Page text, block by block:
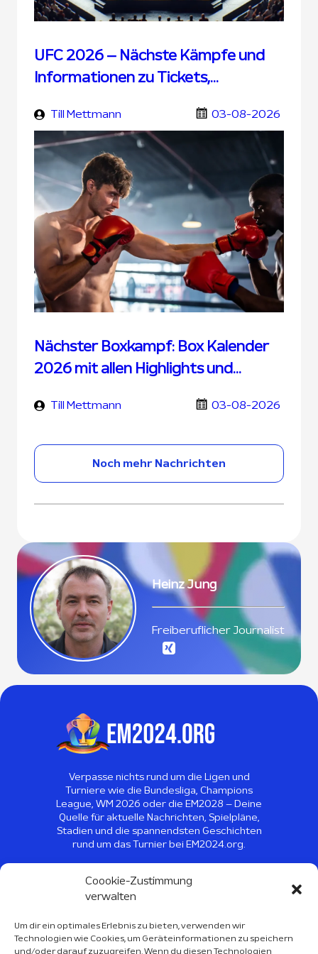
Coookie-Zustimmung
verwalten
Um dir ein optimales Erlebnis zu bieten, verwenden wir
Technologien wie Cookies, um Geräteinformationen zu speichern
und/oder darauf zuzugreifen. Wenn du diesen Technologien
UFC 2026 – Nächste Kämpfe und
Informationen zu Tickets,
Till Mettmann 03-08-2026
Nächster Boxkampf: Box Kalender
2026 mit allen Highlights und
Till Mettmann 03-08-2026
Noch mehr Nachrichten
Heinz Jung
Freiberuflicher Journalist
Verpasse nichts rund um die Ligen und
Turniere wie die Bundesliga, Champions
League, WM 2026 oder die EM2028 – Deine
Quelle für aktuelle Nachrichten, Spielpläne,
Stadien und die spannendsten Geschichten
rund um das Turnier bei EM2024.org.
© 2026
EM2024 - Alle Rechte
vorbehalten
Sport Kalender 2026